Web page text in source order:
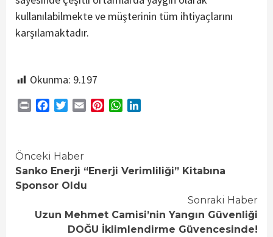
kullanılabilmekte ve müşterinin tüm ihtiyaçlarını
karşılamaktadır.
Okunma: 9.197
Print FacebookTwitterEmail PinterestWhatsApp
Continue
Reading
Önceki Haber
Sanko Enerji “Enerji Verimliliği” Kitabına
Sponsor Oldu
Sonraki Haber
Uzun Mehmet Camisi’nin Yangın Güvenliği
DOĞU İklimlendirme Güvencesinde!